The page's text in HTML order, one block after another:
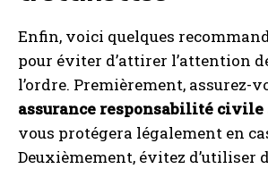
Enfin, voici quelques
pour éviter d’attirer l’attention
l’ordre. Premièrement, assurez-
assurance responsabilité civile
vous protégera légalement en
Deuxièmement, évitez d’utiliser